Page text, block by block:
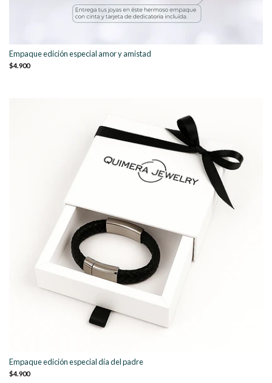
Empaque edición especial amor y amistad
$4.900
Empaque edición especial día del padre
$4.900